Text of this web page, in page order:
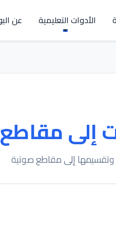
الأدوات التعليمية عن
إلى
وتقسيمها إلى مقاطع صوتية